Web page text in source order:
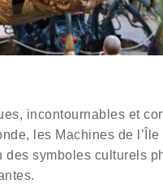
incontournables et
les Machines de l’Île
des symboles culturels